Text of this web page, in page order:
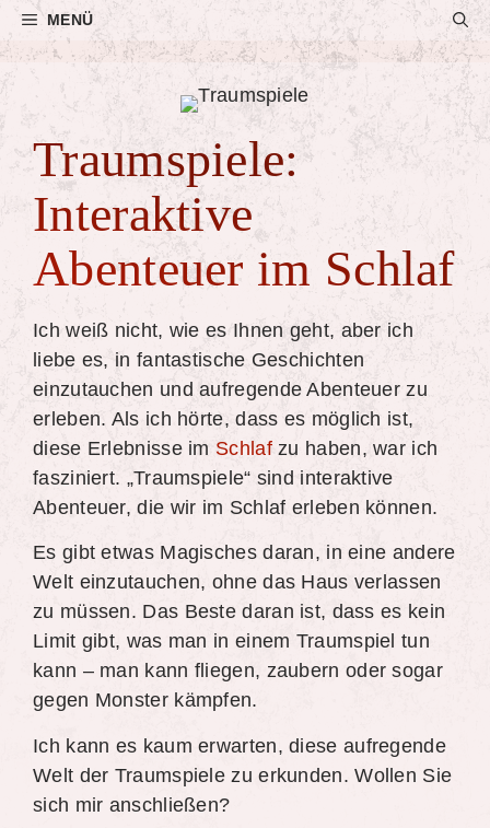
Zum
Inhalt
MENÜ
Traumspiele:
Interaktive
Abenteuer im Schlaf
Ich weiß nicht, wie es Ihnen geht, aber ich
liebe es, in fantastische Geschichten
einzutauchen und aufregende Abenteuer zu
erleben. Als ich hörte, dass es möglich ist,
diese Erlebnisse im Schlafzu haben, war ich
fasziniert. „Traumspiele“ sind interaktive
Abenteuer, die wir im Schlaf erleben können.
Es gibt etwas Magisches daran, in eine andere
Welt einzutauchen, ohne das Haus verlassen
zu müssen. Das Beste daran ist, dass es kein
Limit gibt, was man in einem Traumspiel tun
kann – man kann fliegen, zaubern oder sogar
gegen Monster kämpfen.
Ich kann es kaum erwarten, diese aufregende
Welt der Traumspiele zu erkunden. Wollen Sie
sich mir anschließen?